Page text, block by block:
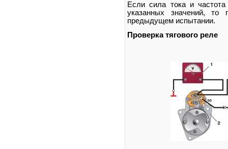
Если сила тока и
указанных значений,
предыдущем испытании.
Проверка тягового реле